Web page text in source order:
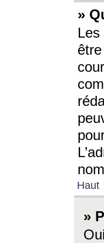
»
Haut
»